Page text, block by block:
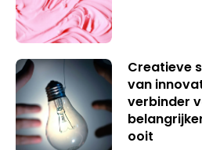
Creatieve
van
verbinder
ooit